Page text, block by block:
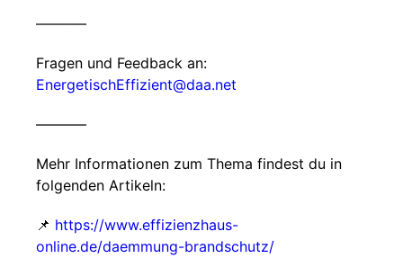
–––––––
Fragen und Feedback an:
EnergetischEffizient@daa.net
–––––––
Mehr Informationen zum Thema findest du in
folgenden Artikeln:
📌 https://www.effizienzhaus-
online.de/daemmung-brandschutz/